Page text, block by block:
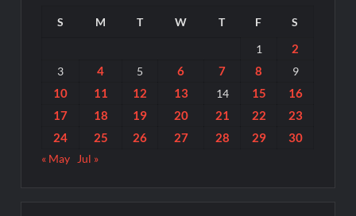
S M T W T F
S
1
2
3 4 5 6 7 8 9
10 11 12 13 14 15
16
17
18 19 20 21 22
23
24
25 26 27 28 29 30
« May Jul »